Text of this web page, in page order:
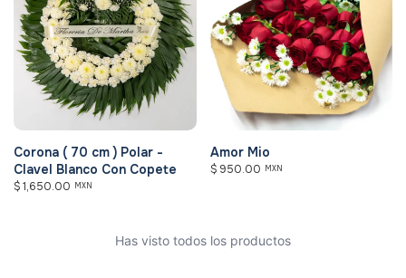
Corona ( 70 cm ) Polar -
Clavel Blanco Con Copete
$1,650.00 MXN
Amor Mio
$ 950.00 MXN
Has visto todos los productos